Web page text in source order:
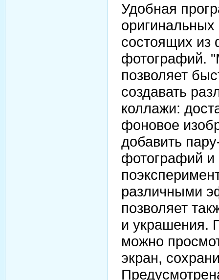
Удобная
состоящих из
фотографий.
позволяет
создавать
коллажи:
фоновое
добавить
фотографий и
различными
позволяет
и украшения.
можно
экран,